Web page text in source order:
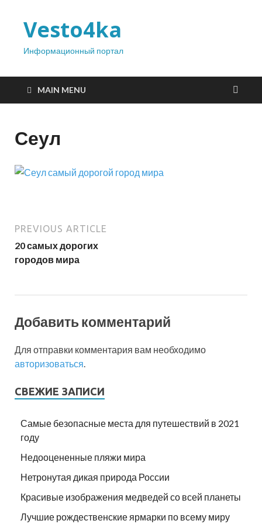
Vesto4ka
Информационный портал
MAIN MENU
Сеул
PREVIOUS ARTICLE
20 самых дорогих
городов мира
Добавить комментарий
Для отправки комментария вам необходимо
авторизоваться
СВЕЖИЕ ЗАПИСИ
Самые безопасные места для путешествий в 2021
году
Недооцененные пляжи мира
Нетронутая дикая природа России
Красивые изображения медведей со всей планеты
Лучшие рождественские ярмарки по всему миру